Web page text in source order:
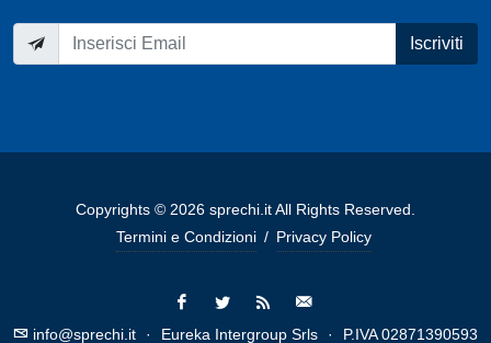
Iscriviti
Copyrights © 2026 sprechi.it All Rights Reserved.
Termini e Condizioni / Privacy Policy
info@sprechi.it · Eureka Intergroup Srls · P.IVA 02871390593